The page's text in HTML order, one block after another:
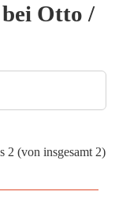
Otto /
2 (von insgesamt 2)